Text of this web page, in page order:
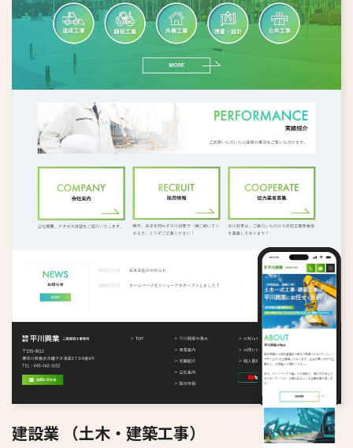
写真館・フォトスタジオ その他
不動産・設計事務所
美容院
建設業 （土木・建築工事）